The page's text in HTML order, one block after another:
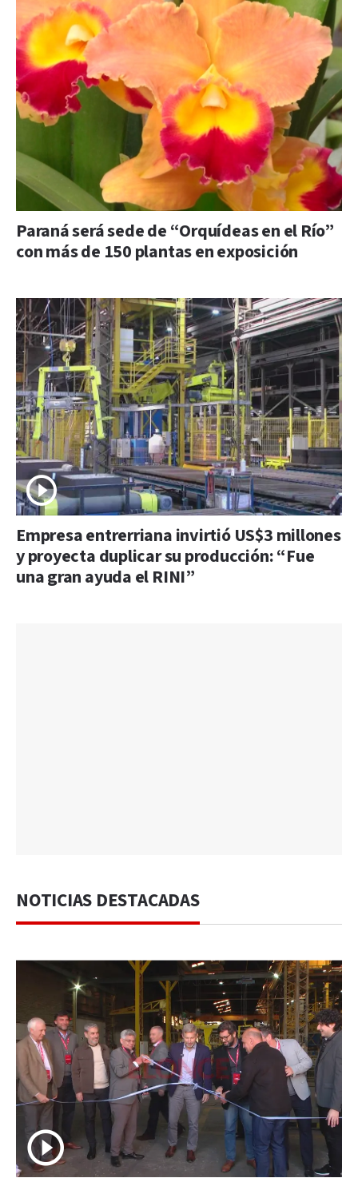
Paraná será sede de “Orquídeas en el Río”
con más de 150 plantas en exposición
Empresa entrerriana invirtió US$3 millones
y proyecta duplicar su producción: “Fue
una gran ayuda el RINI”
NOTICIAS DESTACADAS